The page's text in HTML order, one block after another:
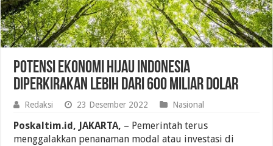
Potensi Ekonomi Hijau Indonesia
Diperkirakan Lebih Dari 600 Miliar Dolar
Redaksi 23 Desember 2022 Nasional
Poskaltim.id, JAKARTA, – Pemerintah terus
menggalakkan penanaman modal atau investasi di